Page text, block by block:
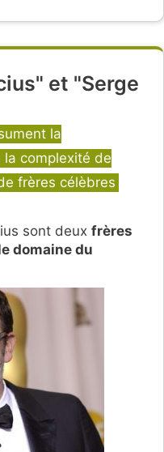
et "Serge
la
la complexité de
frères célèbres
sont deux frères
domaine du